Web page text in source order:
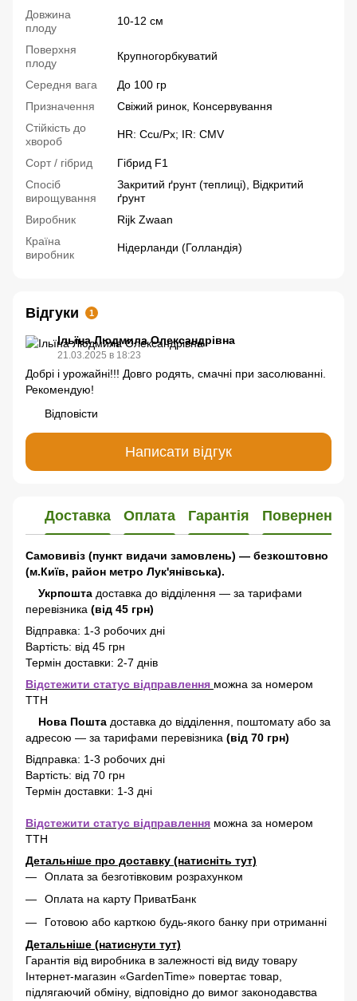
Довжина
плоду
10-12 см
Поверхня
плоду
Крупногорбкуватий
Середня вага
До 100 гр
Призначення
Свіжий ринок, Консервування
Стійкість до
хвороб
HR: Ccu/Px; IR: CMV
Сорт / гібрид
Гібрид F1
Спосіб
вирощування
Закритий ґрунт (теплиці), Відкритий
ґрунт
Виробник
Rijk Zwaan
Країна
виробник
Нідерланди (Голландія)
Відгуки 1
Ільїна Людмила Олександрівна
21.03.2025 в 18:23
Добрі і урожайні!!! Довго родять, смачні при засолюванні.
Рекомендую!
Відповісти
Написати відгук
Доставка Оплата Гарантія Повернення
Самовивіз (пункт видачи замовлень) — безкоштовно
(м.Київ, район метро Лук'янівська).
Укрпошта доставка до відділення — за тарифами
перевізника (від 45 грн)
Відправка: 1-3 робочих дні
Вартість: від 45 грн
Термін доставки: 2-7 днів
Відстежити статус відправлення можна за номером
ТТН
Нова Пошта доставка до відділення, поштомату або за
адресою — за тарифами перевізника (від 70 грн)
Відправка: 1-3 робочих дні
Вартість: від 70 грн
Термін доставки: 1-3 дні
Відстежити статус відправлення можна за номером
ТТН
Детальніше про доставку (натисніть тут)
Оплата за безготівковим розрахунком
Оплата на карту ПриватБанк
Готовою або карткою будь-якого банку при отриманні
Детальніше (натиснути тут)
Гарантія від виробника в залежності від виду товару
Інтернет-магазин «GardenTime» повертає товар,
підлягаючий обміну, відповідно до вимог законодавства